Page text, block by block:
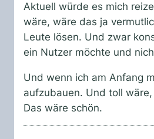
Aktuell würde es mich
wäre, wäre das ja
Leute lösen. Und zwar
ein Nutzer möchte und
Und wenn ich am Anfang
aufzubauen. Und toll
Das wäre schön.